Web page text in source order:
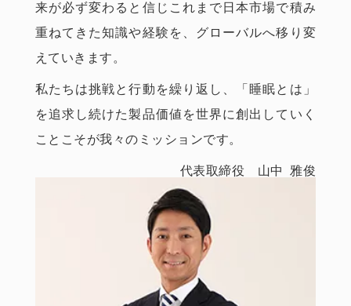
来が必ず変わると信じこれまで日本市場で積み
重ねてきた知識や経験を、グローバルへ移り変
えていきます。
私たちは挑戦と行動を繰り返し、「睡眠とは」
を追求し続けた製品価値を世界に創出していく
ことこそが我々のミッションです。
代表取締役 山中 雅俊